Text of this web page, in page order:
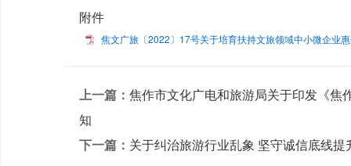
附件
焦文广旅〔2022〕17号关于培育扶持文旅领域中小微企业
上一篇： 焦作市文化广电和旅游局关于印发《
知
下一篇： 关于纠治旅游行业乱象 坚守诚信底线